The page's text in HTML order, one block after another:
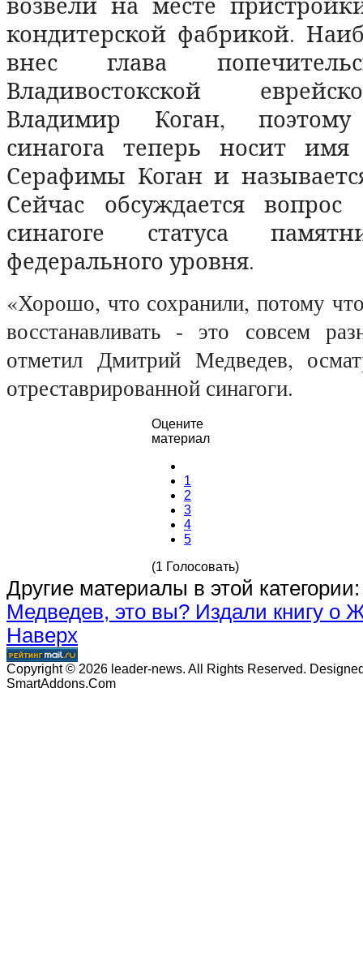
кондитерской фабрикой.
внес глава
Владивостокской
Владимир Коган, поэтому
синагога теперь носит
Серафимы Коган и
Сейчас обсуждается
синагоге статуса
федерального уровня.
«Хорошо, что сохранили, потому
восстанавливать - это совсем
отметил Дмитрий Медведев,
отреставрированной синагоги.
Оцените
материал
1
2
3
4
5
(1 Голосовать)
Другие материалы в этой категории:
Медведев, это вы? Издали книгу о
Наверх
Copyright © 2026 leader-news. All Rights Reserved.
SmartAddons.Com